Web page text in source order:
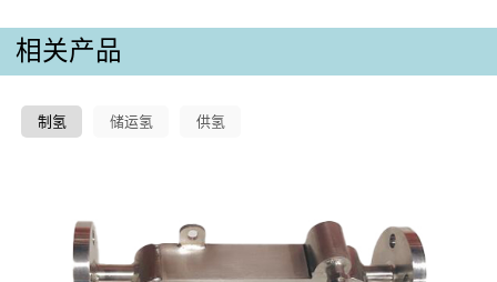
相关产品
制氢 储运氢 供氢